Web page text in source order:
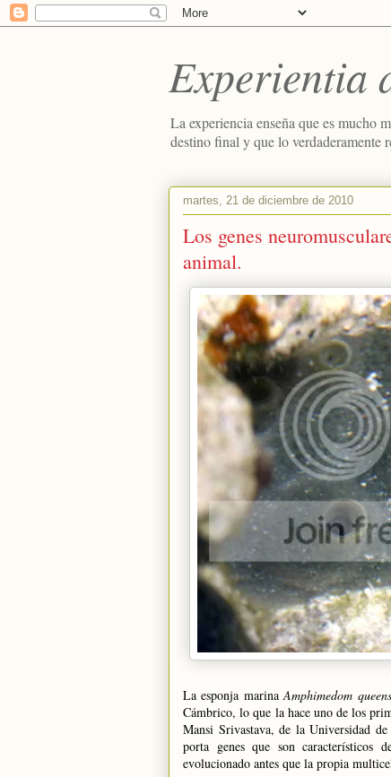
Experientia
La experiencia enseña que es mucho
destino final y que lo verdaderamente
martes, 21 de diciembre de 2010
Los genes
animal.
La esponja marinaAmphimedom
Cámbrico, lo que la hace uno de los
Mansi Srivastava, de la Universidad
porta genes que son característicos
evolucionado antes que la propia